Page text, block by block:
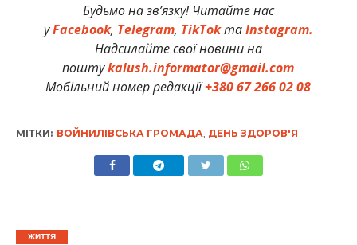
Будьмо на зв’язку! Читайте нас
уFacebook, Telegram, TikTokтаInstagram.
Надсилайте свої новини на
поштуkalush.informator@gmail.com
Мобільний номер редакції+380 67 266 02 08
МІТКИ: ВОЙНИЛІВСЬКА ГРОМАДА ДЕНЬ ЗДОРОВ'Я
ЖИТТЯ